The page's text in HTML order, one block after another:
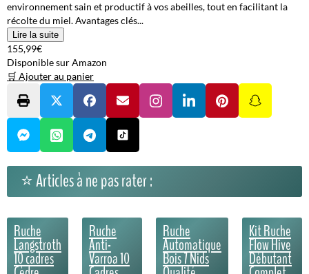
environnement sain et productif à vos abeilles, tout en facilitant la
récolte du miel. Avantages clés...
Lire la suite
155,99€
Disponible sur Amazon
🛒 Ajouter au panier
⭐ Articles à ne pas rater :
Ruche
Langstroth
10 cadres
Ruche
Anti-
Varroa 10
Ruche
Automatique
Bois 7 Nids
Kit Ruche
Flow Hive
Débutant